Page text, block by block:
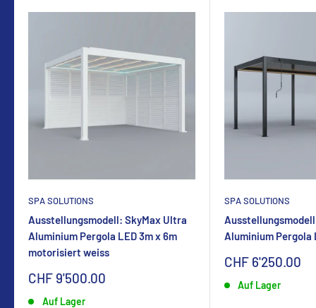
SPA SOLUTIONS
Ausstellungsmodell: SkyMax Ultra
Aluminium Pergola LED 3m x 6m
motorisiert weiss
Sonderpreis
CHF 9'500.00
Auf Lager
SPA SOLUTIONS
Aluminium Pergola
Sonderpreis
CHF 6'250.00
Auf Lager